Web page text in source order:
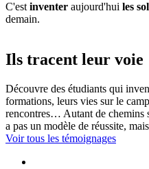
C'est inventer aujourd'hui les
demain.
Ils tracent leur voie
Découvre des étudiants qui
formations, leurs vies sur le
rencontres… Autant de chemins
a pas un modèle de réussite,
Voir tous les témoignages